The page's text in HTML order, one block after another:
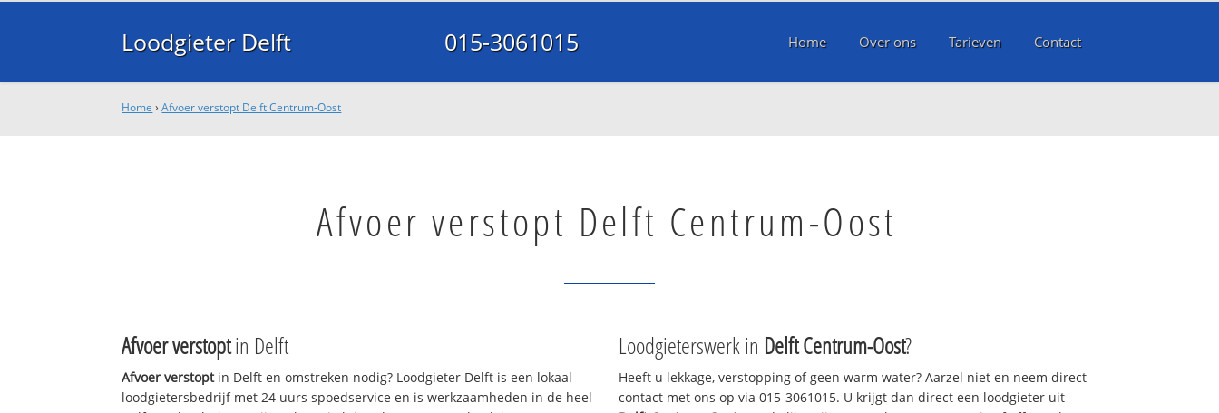
Loodgieter Delft 015-3061015 Home Over ons Tarieven Contact
Home ›Afvoer verstopt Delft Centrum-Oost
Afvoer verstopt Delft Centrum-Oost
Afvoer verstoptin Delft
Afvoer verstoptin Delft en omstreken nodig? Loodgieter Delft is een lokaal
loodgietersbedrijf met 24 uurs spoedservice en is werkzaamheden in de heel
Loodgieterswerk in Delft Centrum-Oost?
Heeft u lekkage, verstopping of geen warm water? Aarzel niet en neem direct
contact met ons op via 015-3061015. U krijgt dan direct een loodgieter uit